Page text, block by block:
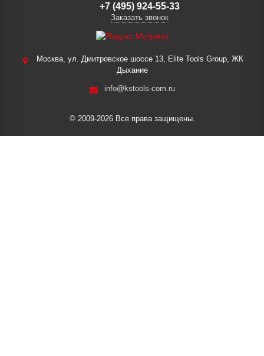
+7 (495) 924-55-33
Заказать звонок
Москва, ул. Дмитровское шоссе 13, Elite Tools Group, ЖК
Дыхание
info@kstools-com.ru
© 2009-2026 Все права защищены.